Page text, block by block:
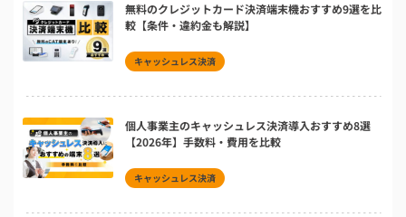
無料のクレジットカード決済端末機おすすめ9選を比
較【条件・違約金も解説】
キャッシュレス決済
個人事業主のキャッシュレス決済導入おすすめ8選
【2026年】手数料・費用を比較
キャッシュレス決済